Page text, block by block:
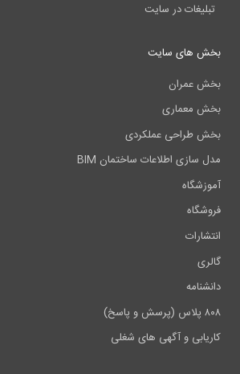
تبلیغات در سایت
بخش های سایت
بخش عمران
بخش معماری
بخش طراحی عملکردی
مدل سازی اطلاعات ساختمان BIM
آموزشگاه
فروشگاه
انتشارات
گالری
دانشنامه
۸۰۸ پلاس (پرسش و پاسخ)
کاریابی و آگهی های شغلی